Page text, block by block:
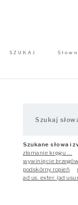
SZUKAJ
Szukane słowa i
złamanie kręgu ...
wywinięcie
podskórny ropień
ad us. exter. (ad